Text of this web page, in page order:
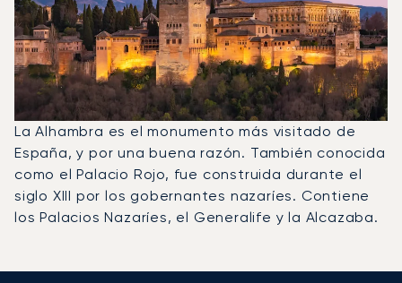
La Alhambra es el monumento más visitado de
España, y por una buena razón. También conocida
como el Palacio Rojo, fue construida durante el
siglo XIII por los gobernantes nazaríes. Contiene
los Palacios Nazaríes, el Generalife y la Alcazaba.